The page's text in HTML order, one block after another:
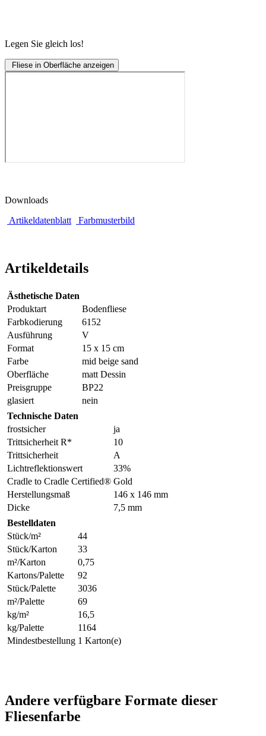
Legen Sie gleich los!
Fliese in Oberfläche anzeigen
Downloads
Artikeldatenblatt
Farbmusterbild
Artikeldetails
Ästhetische Daten
Produktart
Bodenfliese
Farbkodierung
6152
Ausführung
V
Format
15 x 15 cm
Farbe
mid beige sand
Oberfläche
matt Dessin
Preisgruppe
BP22
glasiert
nein
Technische Daten
frostsicher
ja
Trittsicherheit R*
10
Trittsicherheit
A
Lichtreflektionswert
33%
Cradle to Cradle Certified® Gold
Herstellungsmaß
146 x 146 mm
Dicke
7,5 mm
Bestelldaten
Stück/m²
44
Stück/Karton
33
m²/Karton
0,75
Kartons/Palette
92
Stück/Palette
3036
m²/Palette
69
kg/m²
16,5
kg/Palette
1164
Mindestbestellung 1 Karton(e)
Andere verfügbare Formate dieser
Fliesenfarbe